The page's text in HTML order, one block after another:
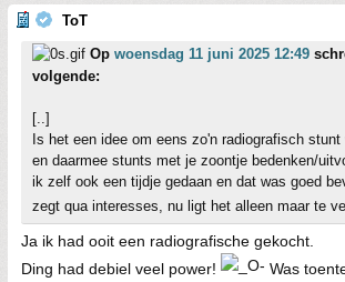
ToT
Op woensdag 11 juni 2025 12:49
volgende:
[..]
Is het een idee om eens zo'n radiografisch
en daarmee stunts met je zoontje bedenken/
ik zelf ook een tijdje gedaan en dat was goed
zegt qua interesses, nu ligt het alleen maar te
Ja ik had ooit een radiografische gekocht.
Ding had debiel veel power!
Was